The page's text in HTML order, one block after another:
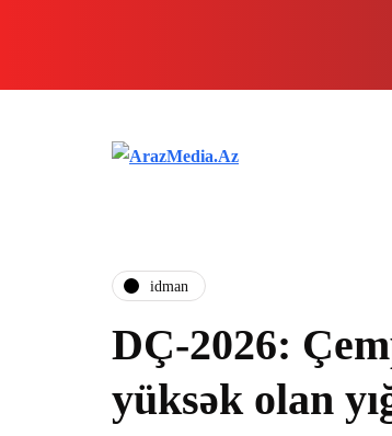
i̇dman
DÇ-2026:
yüksək olan